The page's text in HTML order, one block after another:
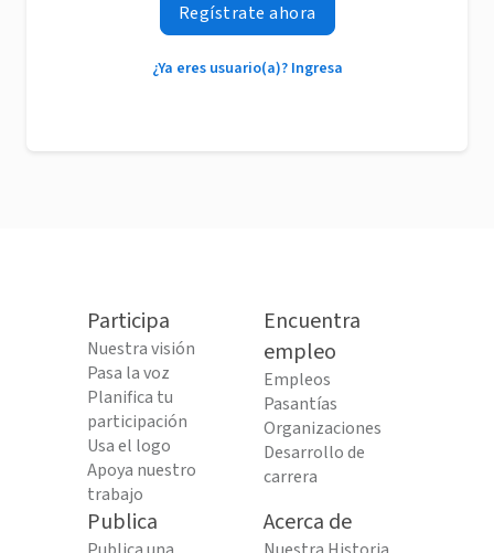
Regístrate ahora
¿Ya eres usuario(a)? Ingresa
Participa
Nuestra visión
Pasa la voz
Planifica tu
participación
Usa el logo
Apoya nuestro
trabajo
Encuentra
empleo
Empleos
Pasantías
Organizaciones
Desarrollo de
carrera
Publica Acerca de